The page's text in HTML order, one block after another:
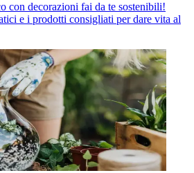
con decorazioni fai da te sostenibili!
e i prodotti consigliati per dare vita al